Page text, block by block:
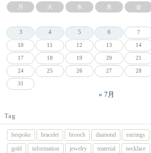
月 火 水 木 金
3
4 5 6 7
10 11 12 13 14
17 18 19 20 21
24 25 26 27 28
31
« 7月
Tag
bespoke bracelet brooch diamond earrings
gold
information jewelry material necklace